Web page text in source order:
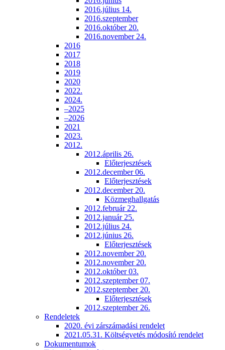
2016.július 14.
2016.szeptember
2016.október 20.
2016.november 24.
2016
2017
2018
2019
2020
2022.
2024.
–2025
–2026
2021
2023.
2012.
2012.április 26.
Előterjesztések
2012.december 06.
Előterjesztések
2012.december 20.
Közmeghallgatás
2012.február 22.
2012.január 25.
2012.július 24.
2012.június 26.
Előterjesztések
2012.november 20.
2012.november 20.
2012.október 03.
2012.szeptember 07.
2012.szeptember 20.
Előterjesztések
2012.szeptember 26.
Rendeletek
2020. évi zárszámadási rendelet
2021.05.31. Költségvetés módosító rendelet
Dokumentumok